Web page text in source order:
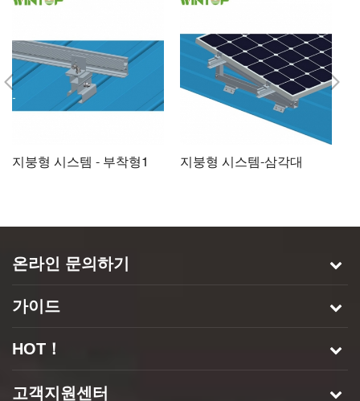
지붕형 시스템 - 부착형1 지붕형 시스템-삼각대
온라인 문의하기
가이드
HOT！
고객지원센터